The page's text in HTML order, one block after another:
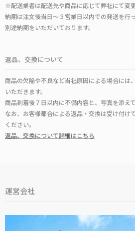
※配送業者は配送先や商品に応じて弊社にて変
納期は注文後当日～３営業日以内での発送を行
別途納期をいただいております。
返品、交換について
商品の欠陥や不良など当社原因による場合には
いただきます。
商品到着後７日以内に不備内容と、写真を添え
なお、お客様都合による返品・交換は受け付け
ください。
返品、交換について詳細はこちら
運営会社